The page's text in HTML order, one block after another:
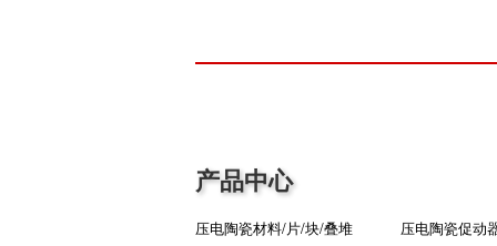
产品中心
压电陶瓷材料/片/块/叠堆
压电陶瓷促动